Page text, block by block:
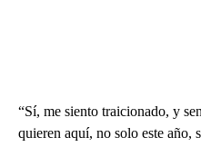
“Sí, me siento traicionado, y
quieren aquí, no solo este año,